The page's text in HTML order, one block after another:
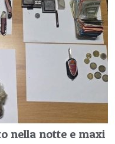
nella notte e maxi